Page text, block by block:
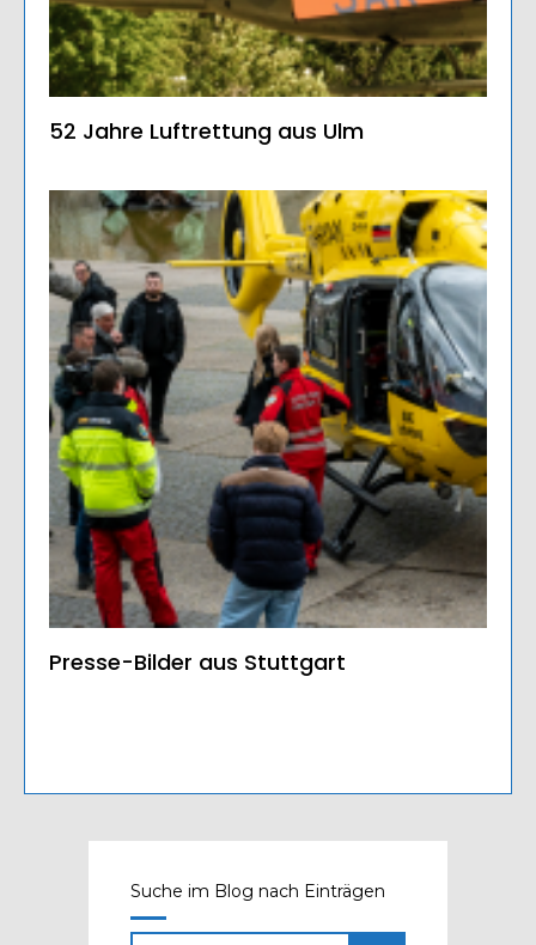
52 Jahre Luftrettung aus Ulm
Presse-Bilder aus Stuttgart
Suche im Blog nach Einträgen